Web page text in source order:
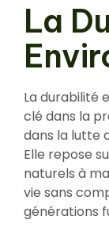
La
La durabilité
clé dans la
dans la lutte
Elle repose
naturels à
vie sans
générations